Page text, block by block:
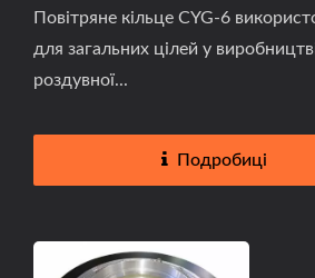
Повітряне кільце CYG-6
для загальних цілей у
роздувної...
Подробиці